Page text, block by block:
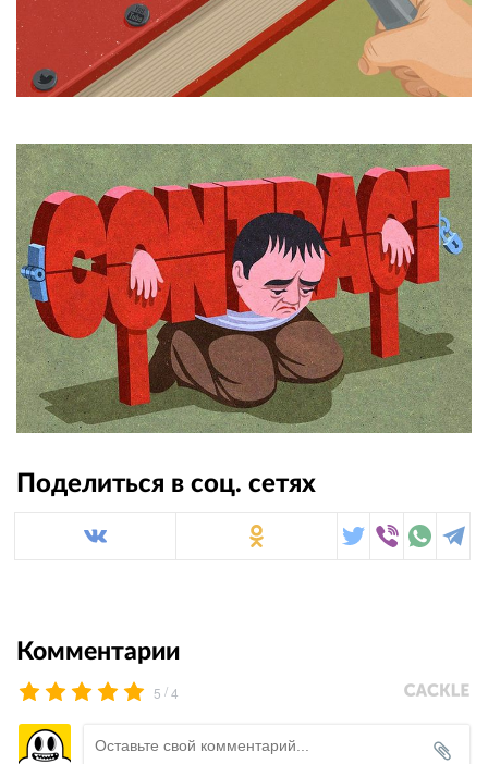
Поделиться в соц. сетях
Комментарии
5 /4